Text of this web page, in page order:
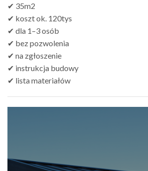
✔ 35m2
✔ koszt ok. 120tys
✔ dla 1–3 osób
✔ bez pozwolenia
✔ na zgłoszenie
✔ instrukcja budowy
✔ lista materiałów